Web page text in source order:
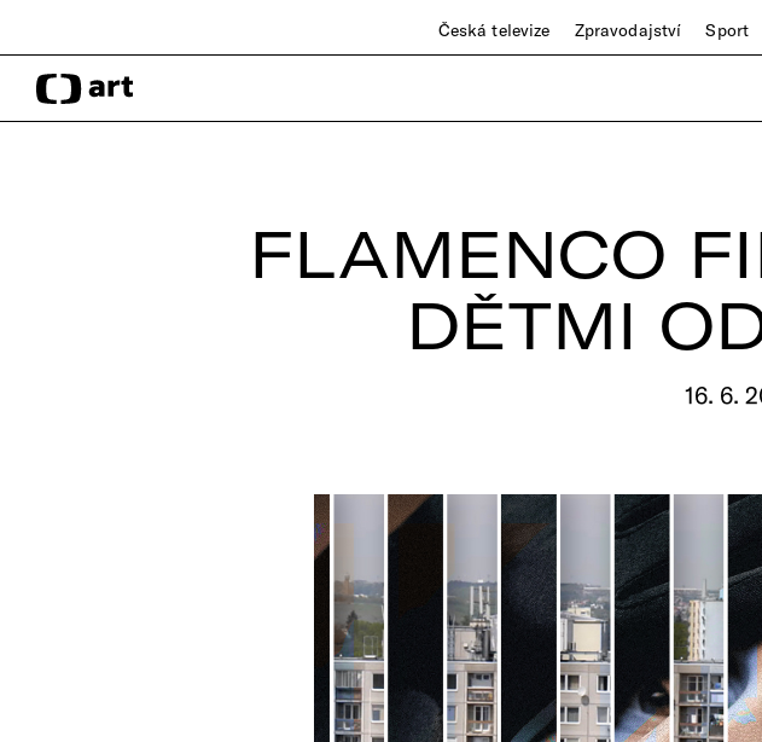
Česká televize Zpravodajství Sport
FLAMENCO
DĚTMI
16. 6.